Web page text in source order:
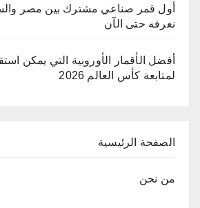
أول قمر صناعي مشترك بين مصر
نعرفه حتى الآن
أفضل الأقمار الأوروبية التي يمكن
لمتابعة كأس العالم 2026
الصفحة الرئيسية
من نحن